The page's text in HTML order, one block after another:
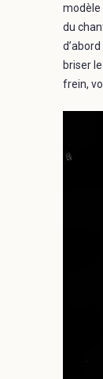
modèle
du
briser
frein,